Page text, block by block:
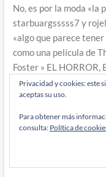
No, es por la moda «la
starbuargsssss7 y
«algo que parece
como una película de
Foster » EL HORROR,
RETRO
«Si, claro, no es
Ejem, espero que no
fusionarme con el
Privacidad y cookies: este
aceptas su uso.
Para obtener más
consulta: Política de